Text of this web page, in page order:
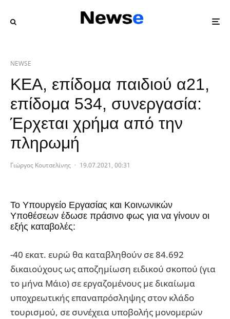
NEWSE
ΚΕΑ, επίδομα παιδιού α21,
επίδομα 534, συνεργασία:
Έρχεται χρήμα από την
πληρωμή
Γιώργος Κουτσελίνης · 19.07.2021, 00:31
Το Υπουργείο Εργασίας και Κοινωνικών
Υποθέσεων έδωσε πράσινο φως για να γίνουν οι
εξής καταβολές:
-40 εκατ. ευρώ θα καταβληθούν σε 84.692
δικαιούχους ως αποζημίωση ειδικού σκοπού (για
το μήνα Μάιο) σε εργαζομένους με δικαίωμα
υποχρεωτικής επαναπρόσληψης στον κλάδο
τουρισμού, σε συνέχεια υποβολής μονομερών